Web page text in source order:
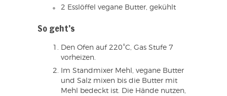
2 Esslöffel vegane Butter, gekühlt
So geht’s
Den Ofen auf 220°C, Gas Stufe 7
vorheizen.
Im Standmixer Mehl, vegane Butter
und Salz mixen bis die Butter mit
Mehl bedeckt ist. Die Hände nutzen,